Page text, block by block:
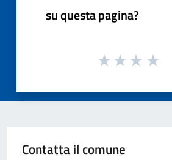
su questa pagina?
Contatta il comune